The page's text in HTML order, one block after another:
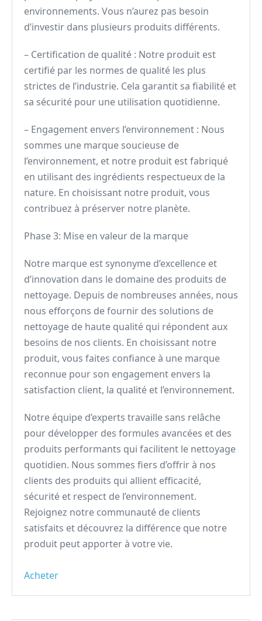
environnements. Vous n’aurez pas besoin
d’investir dans plusieurs produits différents.
– Certification de qualité : Notre produit est
certifié par les normes de qualité les plus
strictes de l’industrie. Cela garantit sa fiabilité et
sa sécurité pour une utilisation quotidienne.
– Engagement envers l’environnement : Nous
sommes une marque soucieuse de
l’environnement, et notre produit est fabriqué
en utilisant des ingrédients respectueux de la
nature. En choisissant notre produit, vous
contribuez à préserver notre planète.
Phase 3: Mise en valeur de la marque
Notre marque est synonyme d’excellence et
d’innovation dans le domaine des produits de
nettoyage. Depuis de nombreuses années, nous
nous efforçons de fournir des solutions de
nettoyage de haute qualité qui répondent aux
besoins de nos clients. En choisissant notre
produit, vous faites confiance à une marque
reconnue pour son engagement envers la
satisfaction client, la qualité et l’environnement.
Notre équipe d’experts travaille sans relâche
pour développer des formules avancées et des
produits performants qui facilitent le nettoyage
quotidien. Nous sommes fiers d’offrir à nos
clients des produits qui allient efficacité,
sécurité et respect de l’environnement.
Rejoignez notre communauté de clients
satisfaits et découvrez la différence que notre
produit peut apporter à votre vie.
Acheter